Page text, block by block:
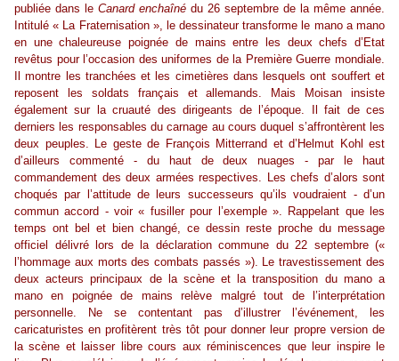
publiée dans le Canard enchaîné du 26 septembre de la même année.
Intitulé « La Fraternisation », le dessinateur transforme le mano a mano
en une chaleureuse poignée de mains entre les deux chefs d’Etat
revêtus pour l’occasion des uniformes de la Première Guerre mondiale.
Il montre les tranchées et les cimetières dans lesquels ont souffert et
reposent les soldats français et allemands. Mais Moisan insiste
également sur la cruauté des dirigeants de l’époque. Il fait de ces
derniers les responsables du carnage au cours duquel s’affrontèrent les
deux peuples. Le geste de François Mitterrand et d’Helmut Kohl est
d’ailleurs commenté - du haut de deux nuages - par le haut
commandement des deux armées respectives. Les chefs d’alors sont
choqués par l’attitude de leurs successeurs qu’ils voudraient - d’un
commun accord - voir « fusiller pour l’exemple ». Rappelant que les
temps ont bel et bien changé, ce dessin reste proche du message
officiel délivré lors de la déclaration commune du 22 septembre («
l’hommage aux morts des combats passés »). Le travestissement des
deux acteurs principaux de la scène et la transposition du mano a
mano en poignée de mains relève malgré tout de l’interprétation
personnelle. Ne se contentant pas d’illustrer l’événement, les
caricaturistes en profitèrent très tôt pour donner leur propre version de
la scène et laisser libre cours aux réminiscences que leur inspire le